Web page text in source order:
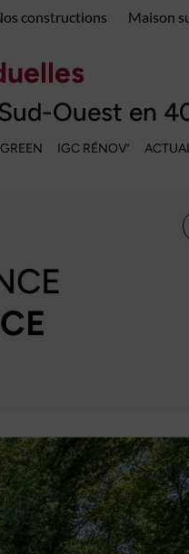
constructions Maison
Ouest en
IGC RÉNOV’